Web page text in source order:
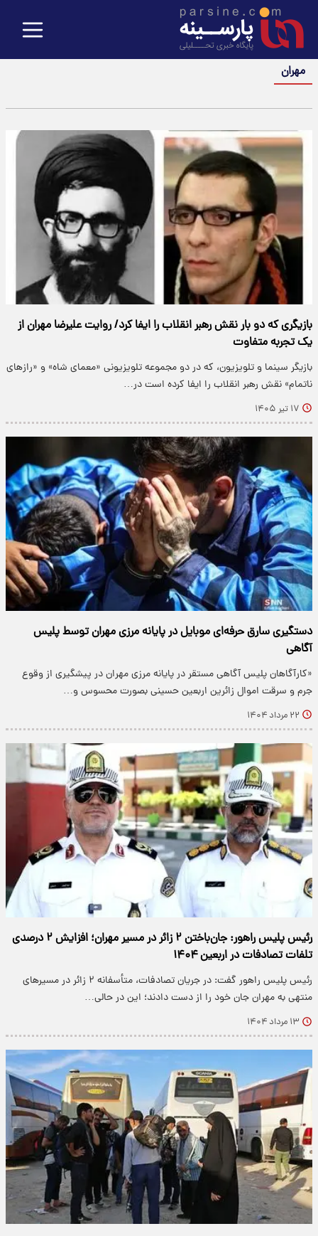
مهران
بازیگری که دو بار نقش رهبر انقلاب را ایفا کرد/ روایت علیرضا مهران از
یک تجربه متفاوت
بازیگر سینما و تلویزیون، که در دو مجموعه تلویزیونی «معمای شاه» و «رازهای
ناتمام» نقش رهبر انقلاب را ایفا کرده است در…
۱۷ تیر ۱۴۰۵
دستگیری سارق حرفه‌ای موبایل در پایانه مرزی مهران توسط پلیس
آگاهی
«کارآگاهان پلیس آگاهی مستقر در پایانه مرزی مهران در پیشگیری از وقوع
جرم و سرقت اموال زائرین اربعین حسینی بصورت محسوس و…
۲۲ مرداد ۱۴۰۴
رئیس پلیس راهور: جان‌باختن ۲ زائر در مسیر مهران؛ افزایش ۲ درصدی
تلفات تصادفات در اربعین ۱۴۰۴
رئیس پلیس راهور گفت: در جریان تصادفات، متأسفانه ۲ زائر در مسیرهای
منتهی به مهران جان خود را از دست دادند؛ این در حالی…
۱۳ مرداد ۱۴۰۴